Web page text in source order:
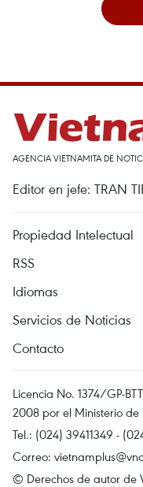
AGENCIA VIETNAMITA DE
Editor en jefe: TRAN
Propiedad Intelectual
RSS
Idiomas
Servicios de Noticias
Contacto
Licencia No. 1374/GP-
2008 por el Ministerio
Tel.: (024) 39411349 -
Correo:
© Derechos de autor de